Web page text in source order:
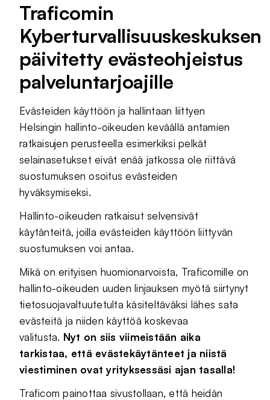
Traficomin
Kyberturvallisuuskeskuksen
päivitetty evästeohjeistus
palveluntarjoajille
Evästeiden käyttöön ja hallintaan liittyen
Helsingin hallinto-oikeuden keväällä antamien
ratkaisujen perusteella esimerkiksi pelkät
selainasetukset eivät enää jatkossa ole riittävä
suostumuksen osoitus evästeiden
hyväksymiseksi.
Hallinto-oikeuden ratkaisut selvensivät
käytänteitä, joilla evästeiden käyttöön liittyvän
suostumuksen voi antaa.
Mikä on erityisen huomionarvoista, Traficomille on
hallinto-oikeuden uuden linjauksen myötä siirtynyt
tietosuojavaltuutetulta käsiteltäväksi lähes sata
evästeitä ja niiden käyttöä koskevaa
valitusta. Nyt on siis viimeistään aika
tarkistaa, että evästekäytänteet ja niistä
viestiminen ovat yrityksessäsi ajan tasalla!
Traficom painottaa sivustollaan, että heidän